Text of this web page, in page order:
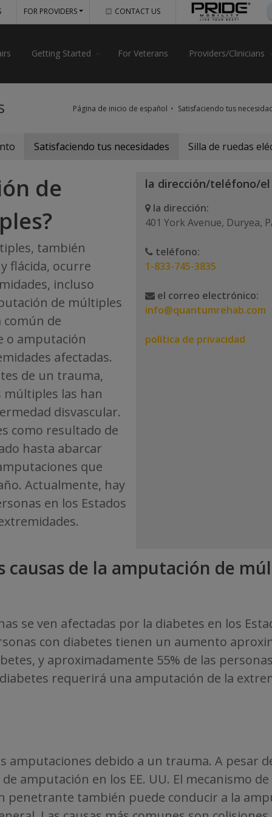
FOR PROVIDERS CONTACT US
Getting Started For Veterans Providers/Clinicians
Página de inicio de español Satisfaciendo tus
Satisfaciendo tus necesidades Silla de ruedas
de
también
flácida, ocurre
incluso
de múltiples
de
o amputación
afectadas.
de un trauma,
las han
disvascular.
como resultado de
hasta abarcar
que
Actualmente, hay
en los Estados
la dirección/teléfono/
la dirección:
401 York Avenue, Duryea,
teléfono:
1-833-745-3835
el correo electrónico:
info@quantumrehab.com
política de privacidad
causas de la amputación de
se ven afectadas por la diabetes en los
con diabetes tienen un aumento
y aproximadamente 55% de las
requerirá una amputación de la
amputaciones debido a un trauma. A pesar
amputación en los EE. UU. El mecanismo
penetrante también puede conducir a la